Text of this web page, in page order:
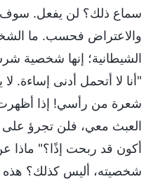
سماع ذلك؟ لن يفعل. سوف
والاعتراض فحسب. ما
الشيطانية؛ إنها شخصية
"أنا لا أتحمل أدنى إساءة.
شعرة من رأسي! إذا
العبث معي، فلن تجرؤ على
أكون قد ربحت إذًا؟" ماذا
شخصيته، أليس كذلك؟